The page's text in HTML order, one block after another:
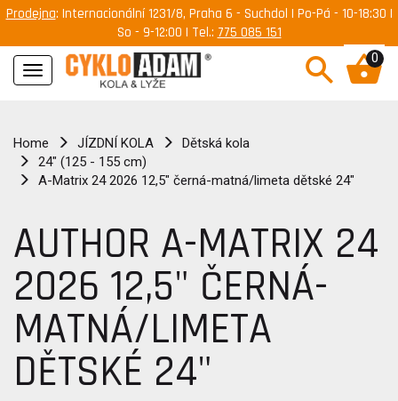
Prodejna: Internacionální 1231/8, Praha 6 - Suchdol | Po-Pá - 10-18:30 |
So - 9-12:00 | Tel.: 775 085 151
Navigace
0
Home JÍZDNÍ KOLA
Dětská kola
24" (125 - 155 cm)
A-Matrix 24 2026 12,5" černá-matná/limeta dětské 24"
AUTHOR A-MATRIX 24
2026 12,5" ČERNÁ-
MATNÁ/LIMETA
DĚTSKÉ 24"